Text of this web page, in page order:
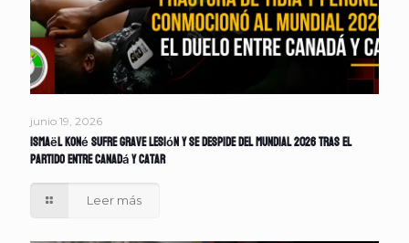
junio 19, 2026
Ismaël Koné sufre grave lesión y se despide del Mundial 2026 tras el
partido entre Canadá y Catar
Leer más